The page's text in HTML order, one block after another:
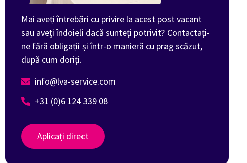
Mai aveți întrebări cu privire la acest post vacant
sau aveți îndoieli dacă sunteți potrivit? Contactați-
ne fără obligații și într-o manieră cu prag scăzut,
după cum doriți.
info@lva-service.com
+31 (0)6 124 339 08
Aplicați direct